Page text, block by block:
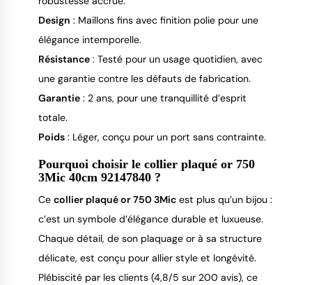
Design : Maillons fins avec finition polie pour une
élégance intemporelle.
Résistance : Testé pour un usage quotidien, avec
une garantie contre les défauts de fabrication.
Garantie : 2 ans, pour une tranquillité d’esprit
totale.
Poids : Léger, conçu pour un port sans contrainte.
Pourquoi choisir le collier plaqué or 750
3Mic 40cm 92147840 ?
Ce collier plaqué or 750 3Mic est plus qu’un bijou :
c’est un symbole d’élégance durable et luxueuse.
Chaque détail, de son plaquage or à sa structure
délicate, est conçu pour allier style et longévité.
Plébiscité par les clients (4,8/5 sur 200 avis), ce